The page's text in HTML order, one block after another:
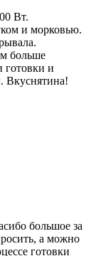
Вт.
и морковью.
больше
готовки и
Вкуснятина!
большое за
а можно
готовки